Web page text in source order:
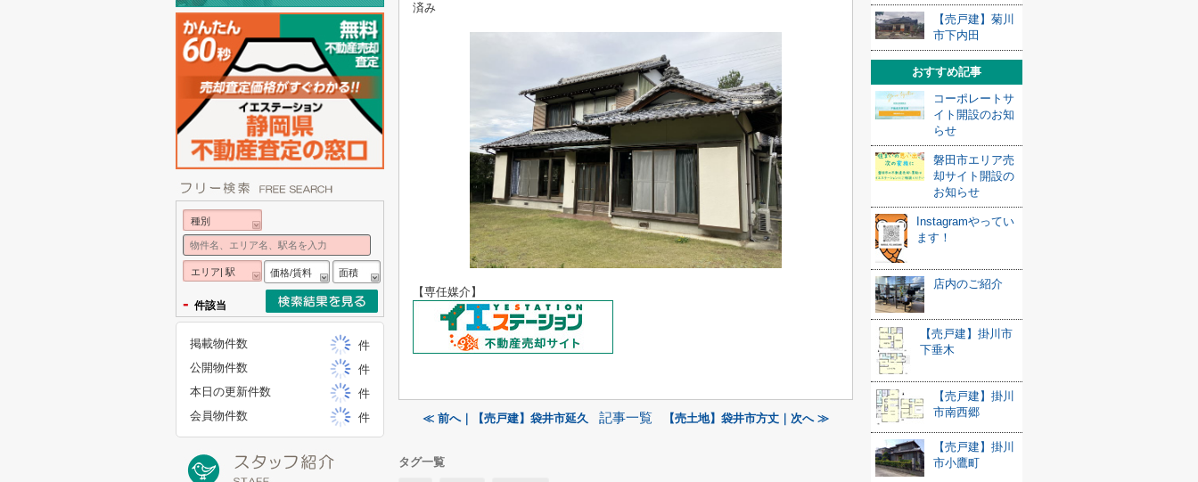
済み
【専任媒介】
≪ 前へ｜【売戸建】袋井市延久 記事一覧 【売土地】袋井市方丈｜次へ ≫
タグ一覧
【売戸建】菊川
市下内田
おすすめ記事
コーポレートサ
イト開設のお知
らせ
磐田市エリア売
却サイト開設の
お知らせ
Instagramやってい
ます！
店内のご紹介
【売戸建】掛川市
下垂木
【売戸建】掛川
市南西郷
【売戸建】掛川
市小鷹町
種別
エリア| 駅 価格/賃料 面積
- 件該当
掲載物件数
件
公開物件数
件
本日の更新件数
件
会員物件数
件